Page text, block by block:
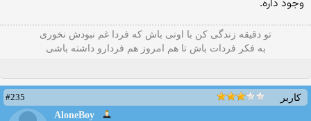
وجود داره.
تو دقیقه زندگی کن با اونی باش که فردا غم نبودش نخوری
به فکر فردات باش تا هم امروز هم فردارو داشته باشی
کاربر
#235
AloneBoy